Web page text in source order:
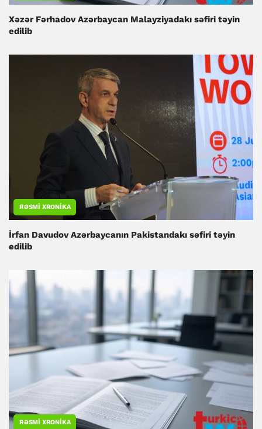
Xəzər Fərhadov Azərbaycan Malayziyadakı səfiri təyin
edilib
RƏSMI XRONIKA
İrfan Davudov Azərbaycanın Pakistandakı səfiri təyin
edilib
RƏSMI XRONIKA